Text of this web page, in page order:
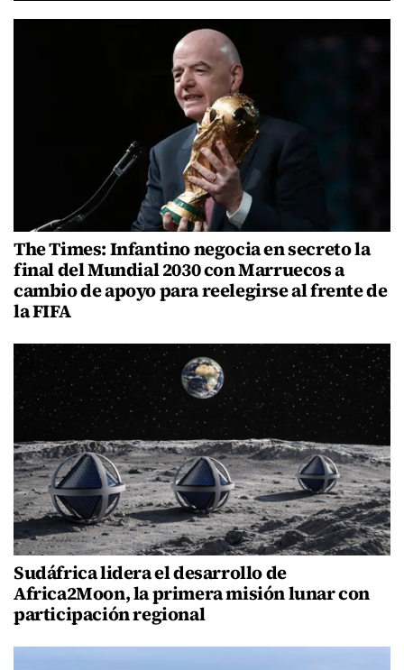
The Times: Infantino negocia en secreto la
final del Mundial 2030 con Marruecos a
cambio de apoyo para reelegirse al frente de
la FIFA
Sudáfrica lidera el desarrollo de
Africa2Moon, la primera misión lunar con
participación regional